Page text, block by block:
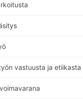
vastuusta ja etiikasta